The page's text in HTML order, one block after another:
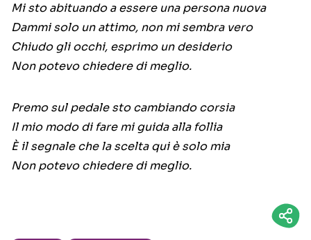
Mi sto abituando a essere una persona nuova
Dammi solo un attimo, non mi sembra vero
Chiudo gli occhi, esprimo un desiderio
Non potevo chiedere di meglio.
Premo sul pedale sto cambiando corsia
Il mio modo di fare mi guida alla follia
È il segnale che la scelta qui è solo mia
Non potevo chiedere di meglio.